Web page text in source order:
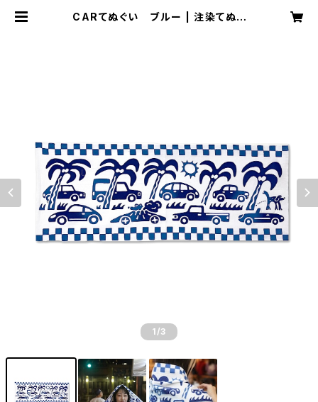
CARてぬぐい ブルー | 注染てぬぐ
1 /3